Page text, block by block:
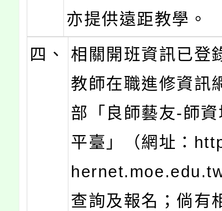
亦提供遠距教學。
四、
相關開班資訊已登
教師在職進修資訊
部「良師藝友-師
平臺」（網址：
查詢及報名；倘有